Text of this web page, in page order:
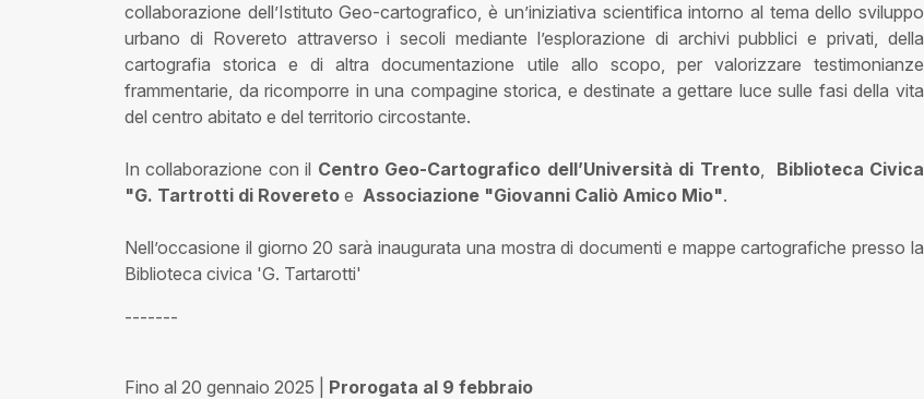
collaborazione dell’Istituto Geo-cartografico, è un’iniziativa scientifica intorno al tema dello sviluppo
urbano di Rovereto attraverso i secoli mediante l’esplorazione di archivi pubblici e privati, della
cartografia storica e di altra documentazione utile allo scopo, per valorizzare testimonianze
frammentarie, da ricomporre in una compagine storica, e destinate a gettare luce sulle fasi della vita
del centro abitato e del territorio circostante.
In collaborazione con il Centro Geo-Cartografico dell’Università di Trento, Biblioteca Civica
"G. Tartrotti di Rovereto e Associazione "Giovanni Caliò Amico Mio".
Nell’occasione il giorno 20 sarà inaugurata una mostra di documenti e mappe cartografiche presso la
Biblioteca civica 'G. Tartarotti'
-------
Fino al 20 gennaio 2025 | Prorogata al 9 febbraio